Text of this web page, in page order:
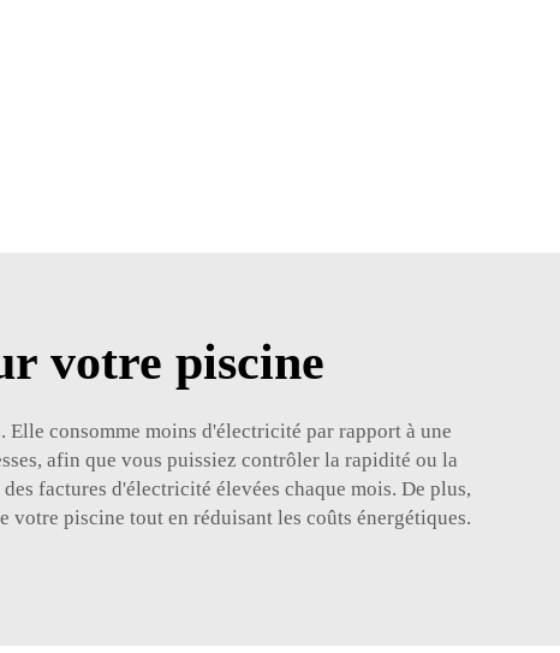
votre piscine
consomme moins d'électricité par rapport à une
afin que vous puissiez contrôler la rapidité ou la
factures d'électricité élevées chaque mois. De plus,
votre piscine tout en réduisant les coûts énergétiques.